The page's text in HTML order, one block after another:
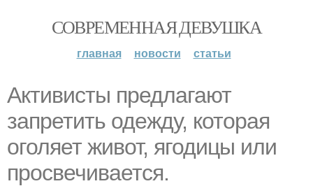
СОВРЕМЕННАЯ ДЕВУШКА
главная новости статьи
Активисты предлагают
запретить одежду, которая
оголяет живот, ягодицы или
просвечивается.